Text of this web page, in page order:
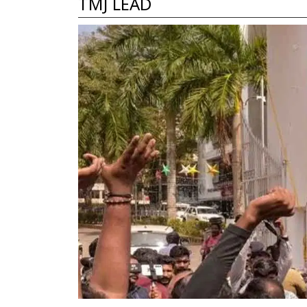
TMJ LEAD